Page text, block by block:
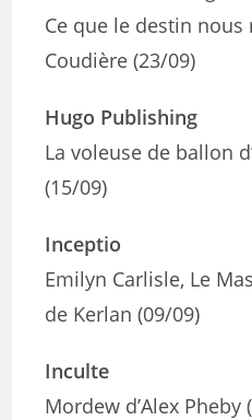
Ce que le destin
Coudière (23/09)
Hugo Publishing
La voleuse de ballon
(15/09)
Inceptio
Emilyn Carlisle, Le
de Kerlan (09/09)
Inculte
Mordew d’Alex Pheby